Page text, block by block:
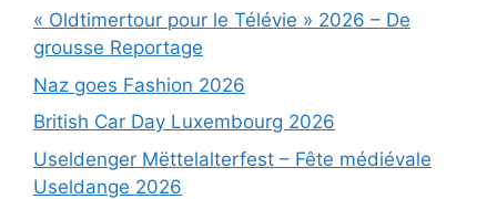
« Oldtimertour pour le Télévie » 2026 – De
grousse Reportage
Naz goes Fashion 2026
British Car Day Luxembourg 2026
Useldenger Mëttelalterfest – Fête médiévale
Useldange 2026